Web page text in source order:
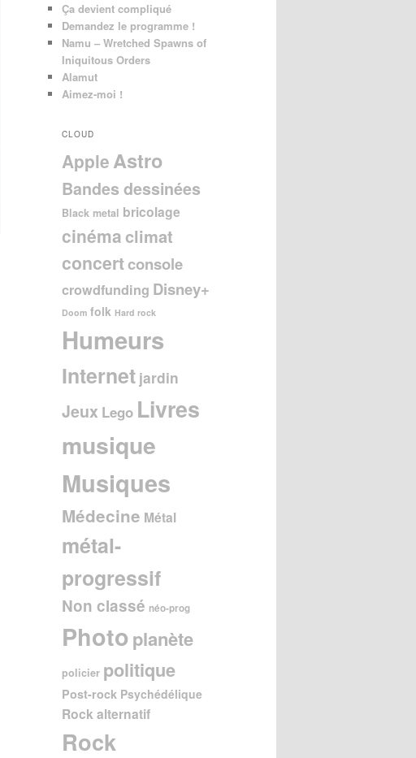
Ça devient compliqué
Demandez le programme !
Namu – Wretched Spawns of
Iniquitous Orders
Alamut
Aimez-moi !
CLOUD
Apple Astro
Bandes dessinées
Black metal bricolage
cinéma climat
concertconsole
crowdfunding Disney+
Doom folk Hard rock
Humeurs
Internet jardin
Jeux Lego Livres
musique
Musiques
Médecine Métal
métal-
progressif
Non classé néo-prog
Photo planète
policier politique
Post-rock Psychédélique
Rock alternatif
Rock